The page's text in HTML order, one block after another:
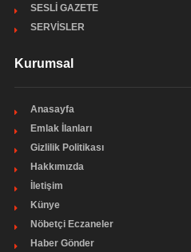
SESLİ GAZETE
SERVİSLER
Kurumsal
Anasayfa
Emlak İlanları
Gizlilik Politikası
Hakkımızda
İletişim
Künye
Nöbetçi Eczaneler
Haber Gönder